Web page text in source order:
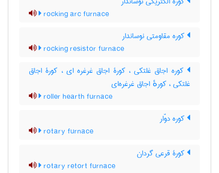
rocking arc furnace
کوره مقاومتی نوساندار
rocking resistor furnace
کوره اجاق غلتکی ، کورۀ اجاق غرغره ای ، کورۀ اجاق
غلتکی ، کورهٔ اجاق غرغره‌ای
roller hearth furnace
کوره دوّار
rotary furnace
کورۀ قرعی گردان
rotary retort furnace